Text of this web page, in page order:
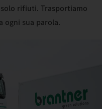
rifiuti. Trasportiamo
ogni sua parola.